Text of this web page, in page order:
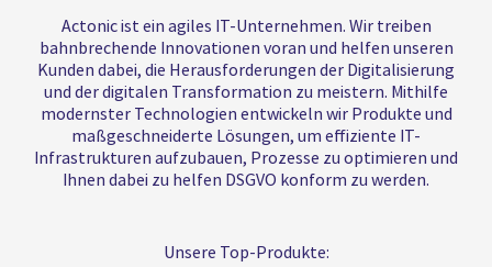
Actonic ist ein agiles IT-Unternehmen. Wir treiben
bahnbrechende Innovationen voran und helfen unseren
Kunden dabei, die Herausforderungen der Digitalisierung
und der digitalen Transformation zu meistern. Mithilfe
modernster Technologien entwickeln wir Produkte und
maßgeschneiderte Lösungen, um effiziente IT-
Infrastrukturen aufzubauen, Prozesse zu optimieren und
Ihnen dabei zu helfen DSGVO konform zu werden.
Unsere Top-Produkte: